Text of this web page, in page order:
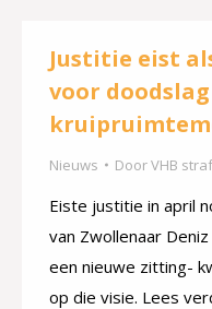
Justitie eist
voor doodslag
Nieuws DoorVHB
Eiste justitie in april
van Zwollenaar
een nieuwe zitting-
op die visie. Lees